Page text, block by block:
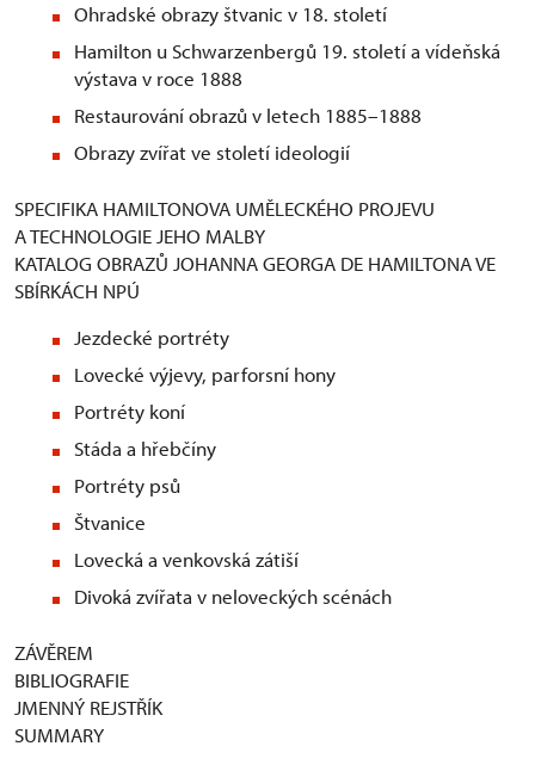
Ohradské obrazy štvanic v 18. století
Hamilton u Schwarzenbergů 19. století a vídeňská
výstava v roce 1888
Restaurování obrazů v letech 1885–1888
Obrazy zvířat ve století ideologií
SPECIFIKA HAMILTONOVA UMĚLECKÉHO PROJEVU
A TECHNOLOGIE JEHO MALBY
KATALOG OBRAZŮ JOHANNA GEORGA DE HAMILTONA VE
SBÍRKÁCH NPÚ
Jezdecké portréty
Lovecké výjevy, parforsní hony
Portréty koní
Stáda a hřebčíny
Portréty psů
Štvanice
Lovecká a venkovská zátiší
Divoká zvířata v neloveckých scénách
ZÁVĚREM
BIBLIOGRAFIE
JMENNÝ REJSTŘÍK
SUMMARY